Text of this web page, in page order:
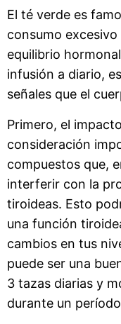
El té verde es
consumo
equilibrio
infusión a diario,
señales que el
Primero, el
consideración
compuestos que,
interferir con la
tiroideas. Esto
una función
cambios en tus
puede ser una
3 tazas diarias y
durante un